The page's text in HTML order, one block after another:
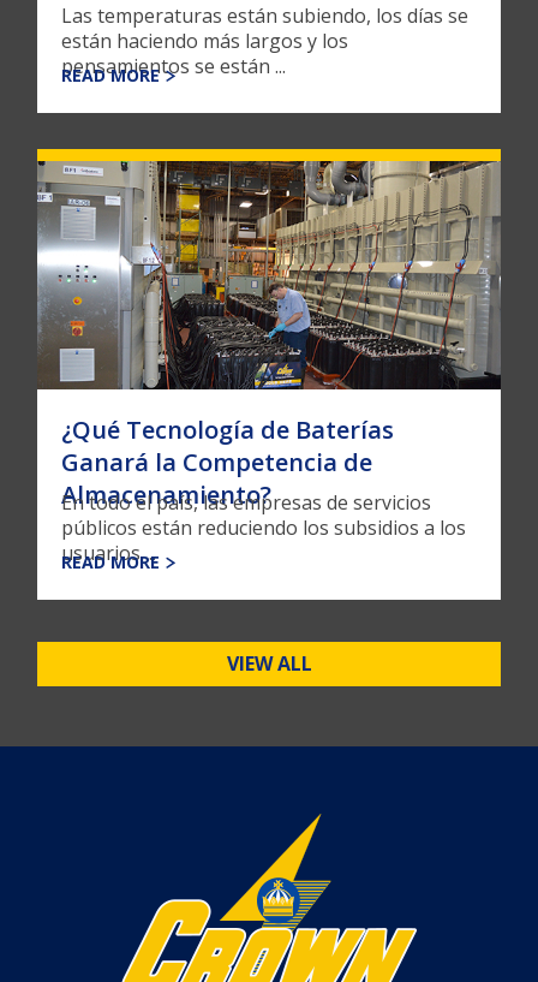
Las temperaturas están subiendo, los días se
están haciendo más largos y los
pensamientos se están ...
READ MORE
¿Qué Tecnología de Baterías
Ganará la Competencia de
Almacenamiento?
En todo el país, las empresas de servicios
públicos están reduciendo los subsidios a los
usuarios ...
READ MORE
VIEW ALL